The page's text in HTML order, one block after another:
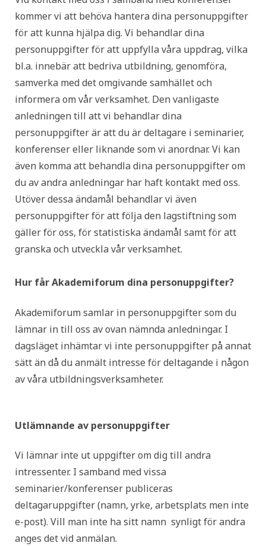
kommer vi att behöva hantera dina personuppgifter
för att kunna hjälpa dig. Vi behandlar dina
personuppgifter för att uppfylla våra uppdrag, vilka
bl.a. innebär att bedriva utbildning, genomföra,
samverka med det omgivande samhället och
informera om vår verksamhet. Den vanligaste
anledningen till att vi behandlar dina
personuppgifter är att du är deltagare i seminarier,
konferenser eller liknande som vi anordnar. Vi kan
även komma att behandla dina personuppgifter om
du av andra anledningar har haft kontakt med oss.
Utöver dessa ändamål behandlar vi även
personuppgifter för att följa den lagstiftning som
gäller för oss, för statistiska ändamål samt för att
granska och utveckla vår verksamhet.
Hur får Akademiforum dina personuppgifter?
Akademiforum samlar in personuppgifter som du
lämnar in till oss av ovan nämnda anledningar. I
dagsläget inhämtar vi inte personuppgifter på annat
sätt än då du anmält intresse för deltagande i någon
av våra utbildningsverksamheter.
Utlämnande av personuppgifter
Vi lämnar inte ut uppgifter om dig till andra
intressenter. I samband med vissa
seminarier/konferenser publiceras
deltagaruppgifter (namn, yrke, arbetsplats men inte
e-post). Vill man inte ha sitt namn synligt för andra
anges det vid anmälan.